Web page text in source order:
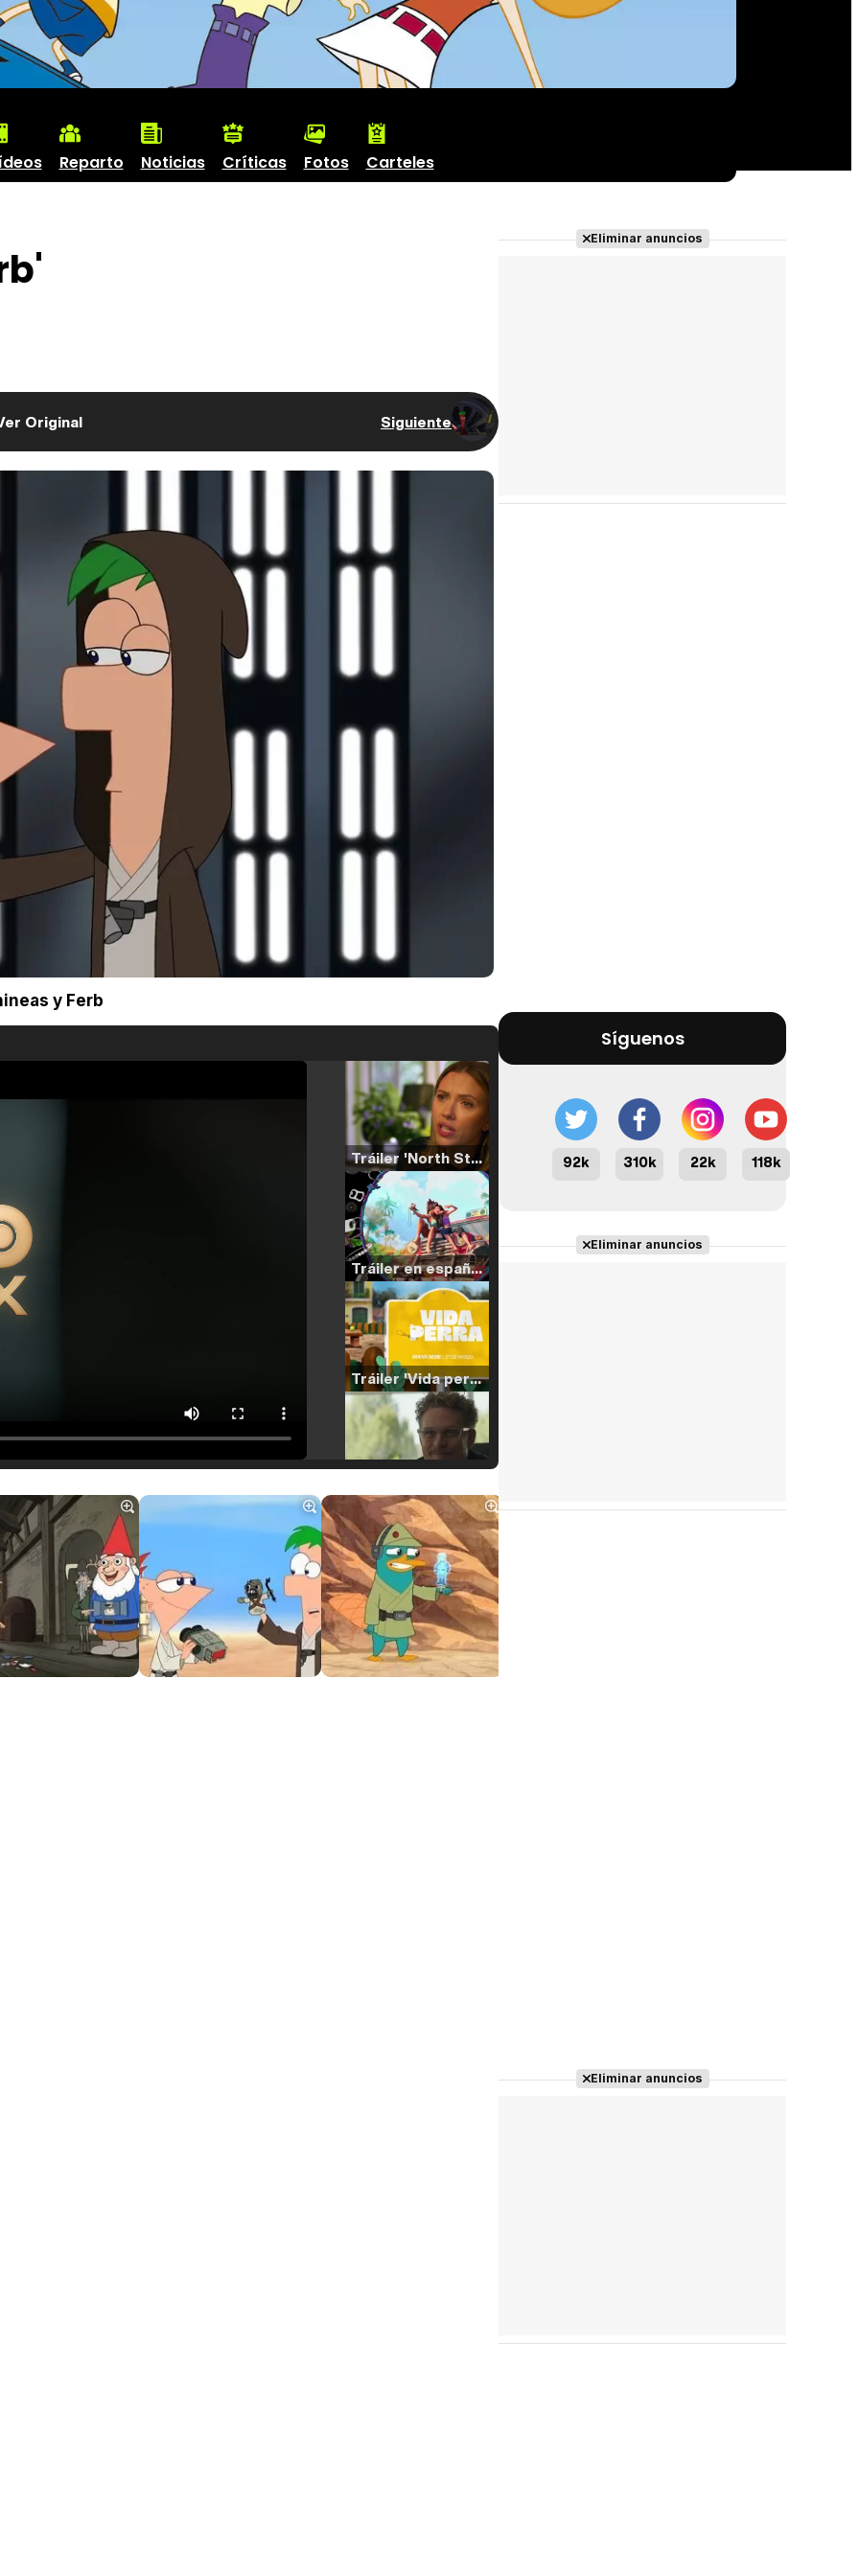
Reparto Noticias Críticas Fotos Carteles
Original Siguiente
y Ferb
Tráiler 'North Star' (2023)
Tráiler en español de 'La isla olvidada'
Tráiler 'Vida perra' (2026)
Tráiler en español 'Outcome' (2026)
Eliminar anuncios
Síguenos
92k 310k 22k 118k
Eliminar anuncios
Eliminar anuncios